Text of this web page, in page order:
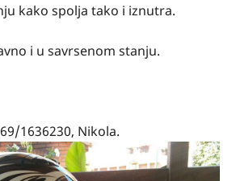
kako spolja tako i iznutra.
i u savrsenom stanju.
1636230, Nikola.